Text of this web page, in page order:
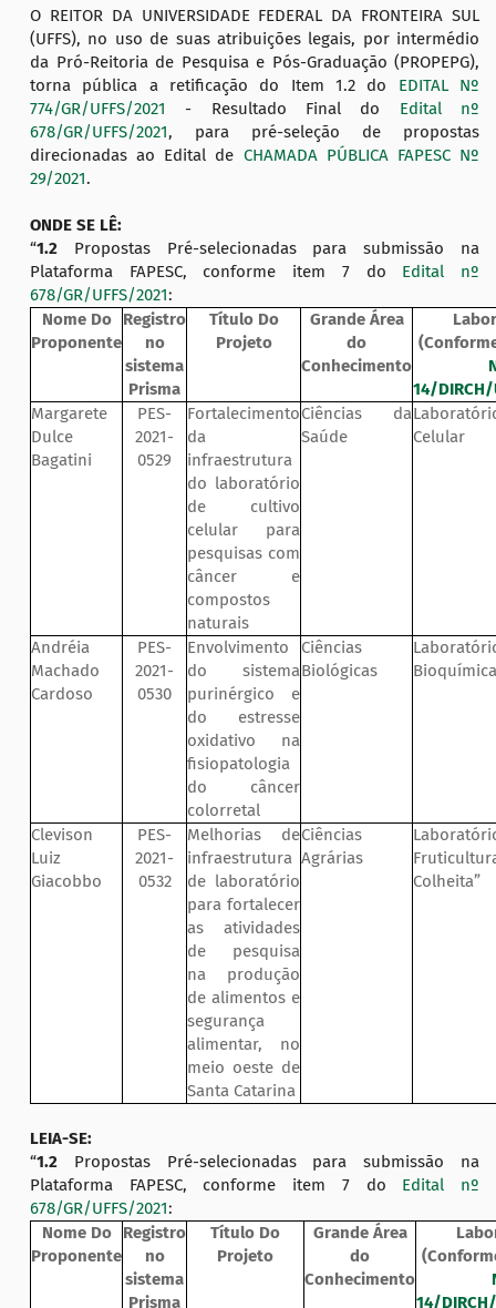
O REITOR DA UNIVERSIDADE FEDERAL DA FRONTEIRA SUL
(UFFS), no uso de suas atribuições legais, por intermédio
da Pró-Reitoria de Pesquisa e Pós-Graduação (PROPEPG),
torna pública a retificação do Item 1.2 do EDITAL Nº
774/GR/UFFS/2021
- Resultado Final do Edital nº
678/GR/UFFS/2021, para pré-seleção de propostas
direcionadas ao Edital de CHAMADA PÚBLICA FAPESC Nº
29/2021.
ONDE SE LÊ:
“1.2 Propostas Pré-selecionadas para submissão na
Plataforma FAPESC, conforme item 7 do Edital nº
678/GR/UFFS/2021:
Nome Do
Proponente
Registro
no
sistema
Prisma
Título Do
Projeto
Grande Área
do
Conhecimento
14/
Margarete
Dulce
Bagatini
PES-
2021-
0529
Fortalecimento
da
infraestrutura
do laboratório
de cultivo
celular para
pesquisas com
câncer e
compostos
naturais
Ciências da
Saúde
Celular
Andréia
Machado
Cardoso
PES-
2021-
0530
Envolvimento
do sistema
purinérgico e
do estresse
oxidativo na
fisiopatologia
do câncer
colorretal
Ciências
Biológicas
Clevison
Luiz
Giacobbo
PES-
2021-
0532
Melhorias de
infraestrutura
de laboratório
para fortalecer
as atividades
de pesquisa
na produção
de alimentos e
segurança
alimentar, no
meio oeste de
Santa Catarina
Ciências
Agrárias
Colheita”
LEIA-SE:
“1.2 Propostas Pré-selecionadas para submissão na
Plataforma FAPESC, conforme item 7 do Edital nº
678/GR/UFFS/2021:
Nome Do
Proponente
Registro
no
sistema
Prisma
Título Do
Projeto
Grande Área
do
Conhecimento
14/